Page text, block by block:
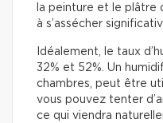
la peinture et le plâtre
à s’assécher
Idéalement, le taux
32% et 52%. Un
chambres, peut être
vous pouvez tenter
ce qui viendra